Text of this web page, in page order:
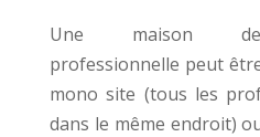
Une maison
professionnelle peut
mono site (tous les
dans le même endroit)